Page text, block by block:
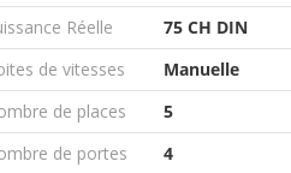
Réelle
75 CH DIN
de vitesses
Manuelle
de places
5
de portes
4